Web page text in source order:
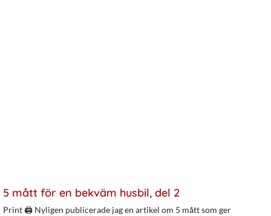
5 mått för en bekväm husbil, del 2
Print 🖨 Nyligen publicerade jag en artikel om 5 mått som ger